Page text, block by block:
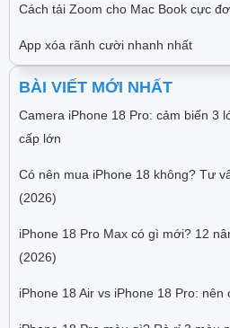
Cách tải Zoom cho Mac Book cực
App xóa rãnh cười nhanh nhất
BÀI VIẾT MỚI NHẤT
Camera iPhone 18 Pro: cảm biến 3
cấp lớn
Có nên mua iPhone 18 không? Tư
(2026)
iPhone 18 Pro Max có gì mới? 12
(2026)
iPhone 18 Air vs iPhone 18 Pro: nên